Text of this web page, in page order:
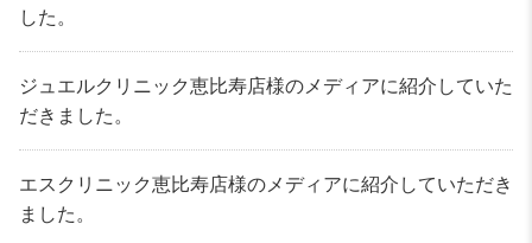
した。
ジュエルクリニック恵比寿店様のメディアに紹介していた
だきました。
エスクリニック恵比寿店様のメディアに紹介していただき
ました。